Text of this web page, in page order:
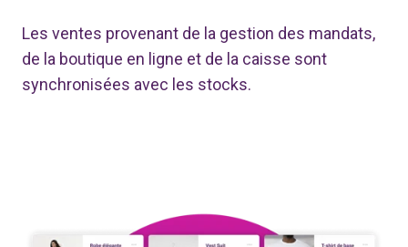
Les ventes provenant de la gestion des mandats,
de la boutique en ligne et de la caisse sont
synchronisées avec les stocks.